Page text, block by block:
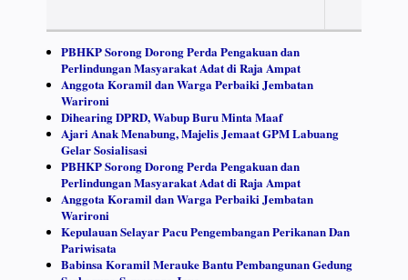
PBHKP Sorong Dorong Perda Pengakuan dan
Perlindungan Masyarakat Adat di Raja Ampat
Anggota Koramil dan Warga Perbaiki Jembatan
Warironi
Dihearing DPRD, Wabup Buru Minta Maaf
Ajari Anak Menabung, Majelis Jemaat GPM Labuang
Gelar Sosialisasi
PBHKP Sorong Dorong Perda Pengakuan dan
Perlindungan Masyarakat Adat di Raja Ampat
Anggota Koramil dan Warga Perbaiki Jembatan
Warironi
Kepulauan Selayar Pacu Pengembangan Perikanan Dan
Pariwisata
Babinsa Koramil Merauke Bantu Pembangunan Gedung